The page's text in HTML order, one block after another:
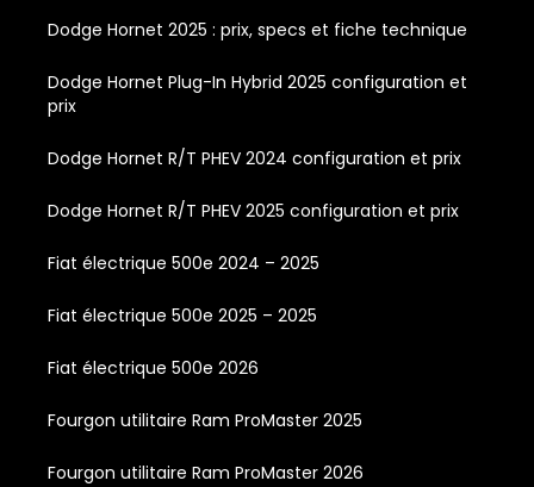
Dodge Hornet 2025 : prix, specs et fiche technique
Dodge Hornet Plug-In Hybrid 2025 configuration et
prix
Dodge Hornet R/T PHEV 2024 configuration et prix
Dodge Hornet R/T PHEV 2025 configuration et prix
Fiat électrique 500e 2024 – 2025
Fiat électrique 500e 2025 – 2025
Fiat électrique 500e 2026
Fourgon utilitaire Ram ProMaster 2025
Fourgon utilitaire Ram ProMaster 2026